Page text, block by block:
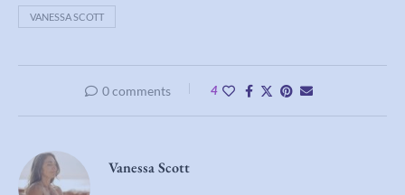
VANESSA SCOTT
0 comments 4
Vanessa Scott